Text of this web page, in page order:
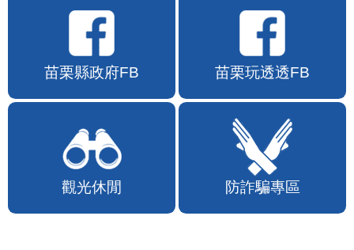
苗栗縣政府FB 苗栗玩透透FB
觀光休閒 防詐騙專區